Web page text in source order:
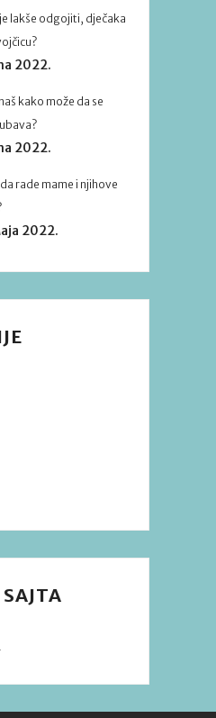
lakše odgojiti, dječaka
2022.
kako može da se
2022.
rade mame i njihove
2022.